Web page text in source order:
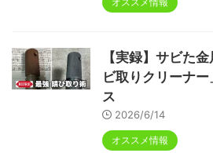
【実録】サビた
ビ取りクリーナ
ス
2026/6/14
オススメ情報